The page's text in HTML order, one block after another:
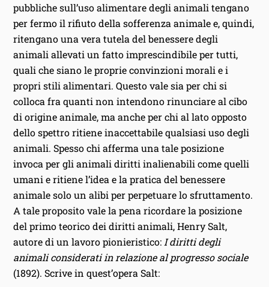
pubbliche sull’uso alimentare degli animali tengano
per fermo il rifiuto della sofferenza animale e, quindi,
ritengano una vera tutela del benessere degli
animali allevati un fatto imprescindibile per tutti,
quali che siano le proprie convinzioni morali e i
propri stili alimentari. Questo vale sia per chi si
colloca fra quanti non intendono rinunciare al cibo
di origine animale, ma anche per chi al lato opposto
dello spettro ritiene inaccettabile qualsiasi uso degli
animali. Spesso chi afferma una tale posizione
invoca per gli animali diritti inalienabili come quelli
umani e ritiene l’idea e la pratica del benessere
animale solo un alibi per perpetuare lo sfruttamento.
A tale proposito vale la pena ricordare la posizione
del primo teorico dei diritti animali, Henry Salt,
autore di un lavoro pionieristico: I diritti degli
animali considerati in relazione al progresso sociale
(1892). Scrive in quest’opera Salt: